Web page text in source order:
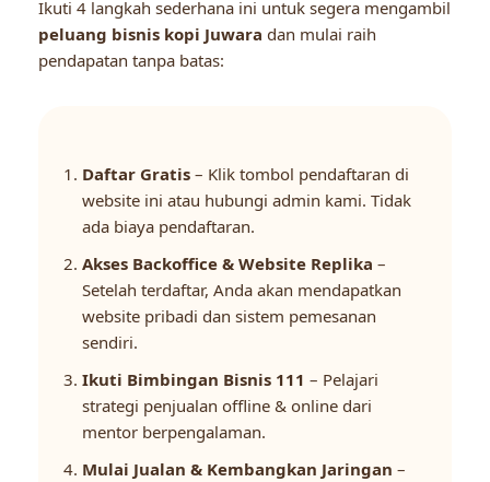
Ikuti 4 langkah sederhana ini untuk segera mengambil
peluang bisnis kopi Juwara dan mulai raih
pendapatan tanpa batas:
Daftar Gratis – Klik tombol pendaftaran di
website ini atau hubungi admin kami. Tidak
ada biaya pendaftaran.
Akses Backoffice & Website Replika –
Setelah terdaftar, Anda akan mendapatkan
website pribadi dan sistem pemesanan
sendiri.
Ikuti Bimbingan Bisnis 111 – Pelajari
strategi penjualan offline & online dari
mentor berpengalaman.
Mulai Jualan & Kembangkan Jaringan –